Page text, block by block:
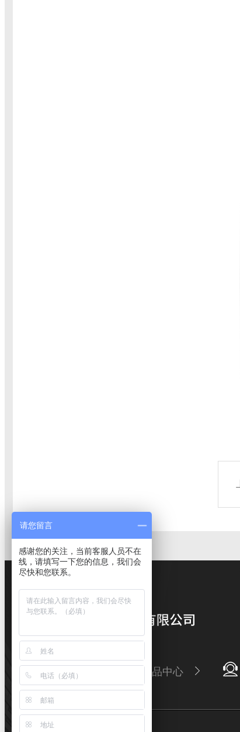
公司简介 产品中心
请您留言
感谢您的关注，当前客服人员不在
线，请填写一下您的信息，我们会
尽快和您联系。